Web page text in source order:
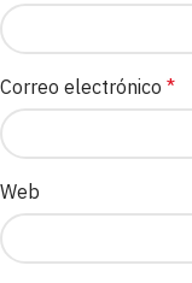
Correo electrónico *
Web